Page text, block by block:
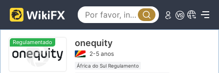
Regulamentado onequity
2-5 anos
África do Sul Regulamento
0
1
2
0